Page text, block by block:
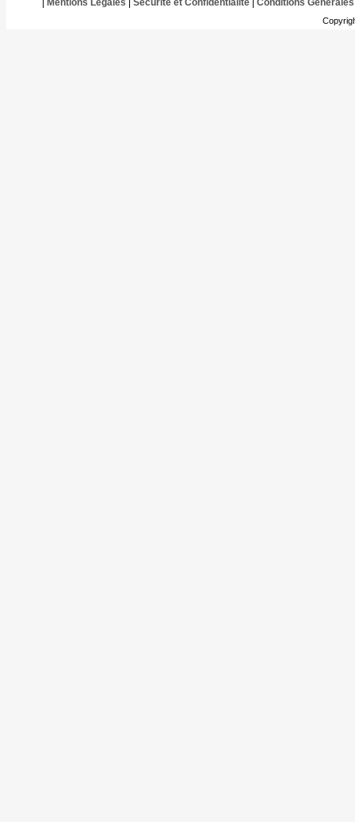
Mentions Légales Sécurité et Confidentialité| Conditions Générales